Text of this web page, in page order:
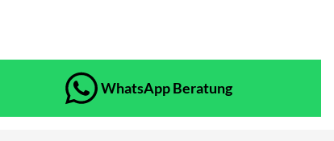
WhatsApp Beratung